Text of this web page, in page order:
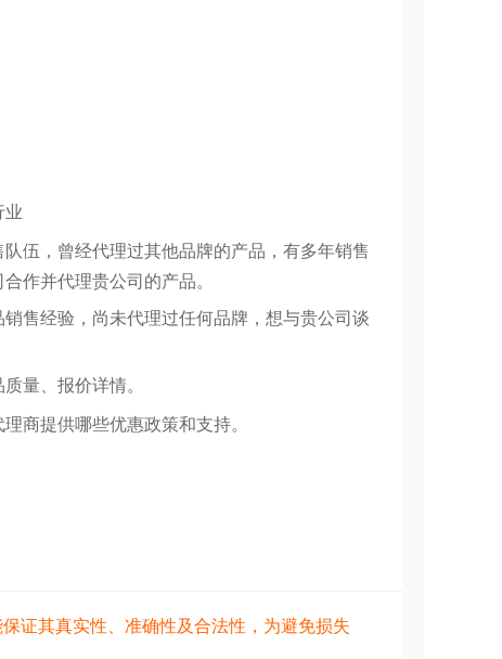
业
伍，曾经代理过其他品牌的产品，有多年销售
作并代理贵公司的产品。
售经验，尚未代理过任何品牌，想与贵公司谈
量、报价详情。
商提供哪些优惠政策和支持。
证其真实性、准确性及合法性，为避免损失